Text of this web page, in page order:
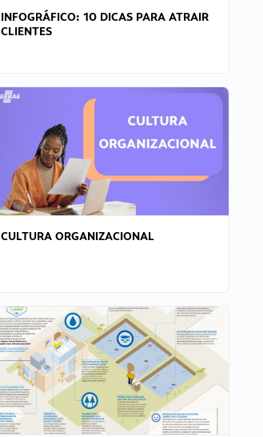
INFOGRÁFICO: 10 DICAS PARA ATRAIR
CLIENTES
CULTURA ORGANIZACIONAL